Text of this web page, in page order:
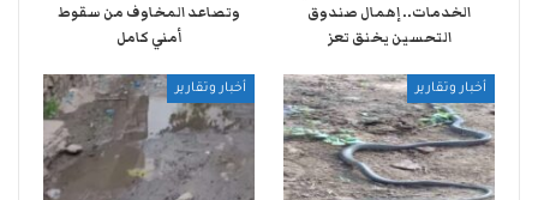
الخدمات.. إهمال صندوق
التحسين يخنق تعز
وتصاعد المخاوف من سقوط
أمني كامل
أخبار وتقارير أخبار وتقارير